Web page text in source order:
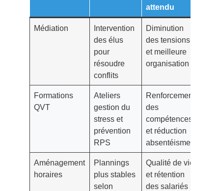
attendu
Médiation
Intervention
des élus
pour
résoudre
conflits
Diminution
des tensions
et meilleure
organisation
Formations
QVT
Ateliers
gestion du
stress et
prévention
RPS
Renforcement
des
compétences
et réduction
absentéisme
Aménagement
horaires
Plannings
plus stables
selon
Qualité de vie
et rétention
des salariés